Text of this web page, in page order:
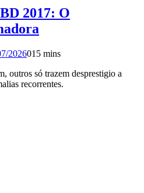
2017: O
2026015 mins
outros só trazem desprestigio a
recorrentes.